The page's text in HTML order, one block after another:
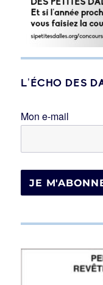
L’ÉCHO DES
Mon e-mail